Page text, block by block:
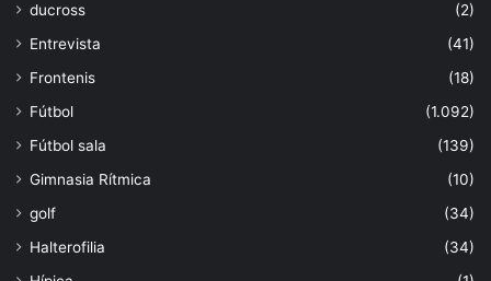
ducross
(2)
Entrevista
(41)
Frontenis
(18)
Fútbol
(1.092)
Fútbol sala
(139)
Gimnasia Rítmica
(10)
golf
(34)
Halterofilia
(34)